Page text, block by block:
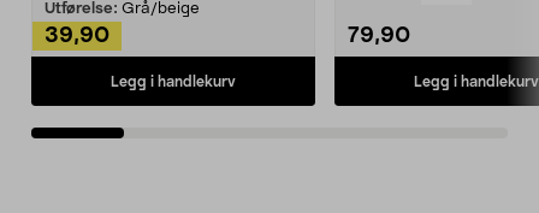
Utførelse: Grå/beige
39,90
Legg i handlekurv
79,90
Legg i handlekurv